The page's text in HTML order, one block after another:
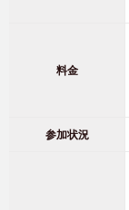
料金
参加状況